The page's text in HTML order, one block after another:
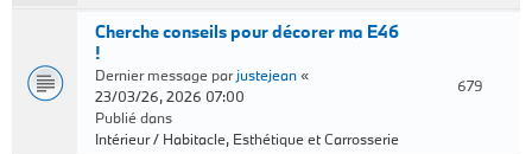
Cherche conseils pour décorer ma E46
!
Dernier message parjustejean«
23/03/26, 2026 07:00
Publié dans
Intérieur / Habitacle, Esthétique et Carrosserie
679